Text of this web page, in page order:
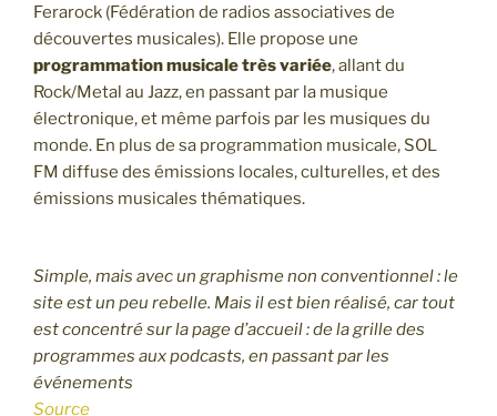
Ferarock (Fédération de radios associatives de
découvertes musicales). Elle propose une
programmation musicale très variée, allant du
Rock/Metal au Jazz, en passant par la musique
électronique, et même parfois par les musiques du
monde. En plus de sa programmation musicale, SOL
FM diffuse des émissions locales, culturelles, et des
émissions musicales thématiques.
Simple, mais avec un graphisme non conventionnel : le
site est un peu rebelle. Mais il est bien réalisé, car tout
est concentré sur la page d’accueil : de la grille des
programmes aux podcasts, en passant par les
événements
Source